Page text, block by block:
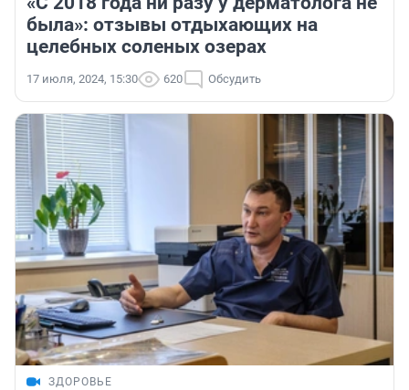
была»: отзывы отдыхающих на
целебных соленых озерах
17 июля, 2024, 15:30 620 Обсудить
ЗДОРОВЬЕ